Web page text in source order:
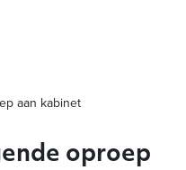
aan kabinet
oproep